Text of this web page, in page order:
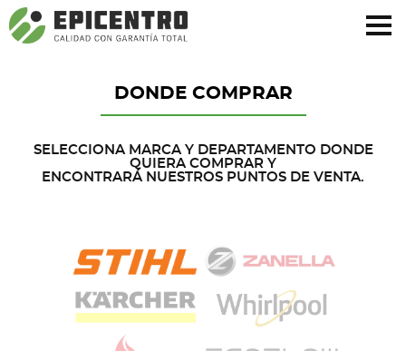
¿Olvidó su contraseña?Regístrese aquí
DONDE COMPRAR
SELECCIONA MARCA Y DEPARTAMENTO DONDE
QUIERA COMPRAR Y
ENCONTRARÁ NUESTROS PUNTOS DE VENTA.